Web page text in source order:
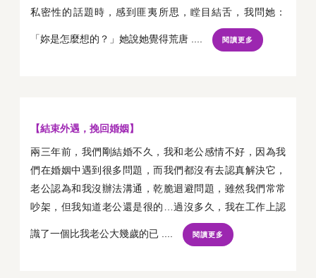
私密性的話題時，感到匪夷所思，瞠目結舌，我問她：
「妳是怎麼想的？」她說她覺得荒唐 .... 閱讀更多
【結束外遇，挽回婚姻】
兩三年前，我們剛結婚不久，我和老公感情不好，因為我
們在婚姻中遇到很多問題，而我們都沒有去認真解決它，
老公認為和我沒辦法溝通，乾脆迴避問題，雖然我們常常
吵架，但我知道老公還是很的…過沒多久，我在工作上認
識了一個比我老公大幾歲的已 .... 閱讀更多